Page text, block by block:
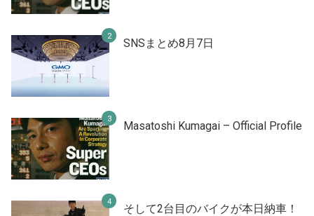
SNSまとめ8月7日
Masatoshi Kumagai – Official Profile
そして2台目のバイクが本日納車！